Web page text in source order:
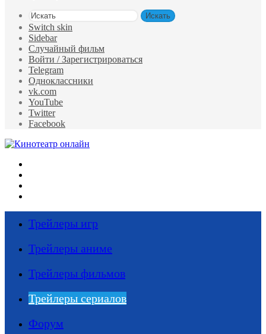
Искать
Switch skin
Sidebar
Случайный фильм
Войти / Зарегистрироваться
Telegram
Одноклассники
vk.com
YouTube
Twitter
Facebook
Трейлеры игр
Трейлеры аниме
Трейлеры фильмов
Трейлеры сериалов
Форум